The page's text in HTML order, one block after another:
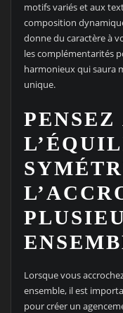
motifs variés et aux
composition
donne du caractère à
les complémentarités
harmonieux qui saura
unique.
PENSEZ
Lorsque vous
ensemble, il est
pour créer un